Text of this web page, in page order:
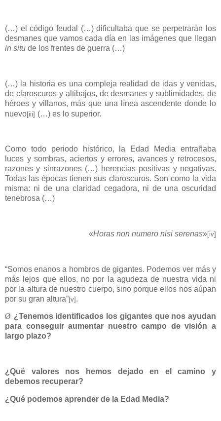
(…) el código feudal (…) dificultaba que se perpetrarán los
desmanes que vamos cada día en las imágenes que llegan
in situ de los frentes de guerra (…)
(…) la historia es una compleja realidad de idas y venidas,
de claroscuros y altibajos, de desmanes y sublimidades, de
héroes y villanos, más que una línea ascendente donde lo
nuevo[iii] (…) es lo superior.
Como todo periodo histórico, la Edad Media entrañaba
luces y sombras, aciertos y errores, avances y retrocesos,
razones y sinrazones (…) herencias positivas y negativas.
Todas las épocas tienen sus claroscuros. Son como la vida
misma: ni de una claridad cegadora, ni de una oscuridad
tenebrosa (…)
«Horas non numero nisi serenas»[iv]
“Somos enanos a hombros de gigantes. Podemos ver más y
más lejos que ellos, no por la agudeza de nuestra vida ni
por la altura de nuestro cuerpo, sino porque ellos nos aúpan
por su gran altura”[v].
Ø ¿Tenemos identificados los gigantes que nos ayudan
para conseguir aumentar nuestro campo de visión a
largo plazo?
¿Qué valores nos hemos dejado en el camino y
debemos recuperar?
¿Qué podemos aprender de la Edad Media?